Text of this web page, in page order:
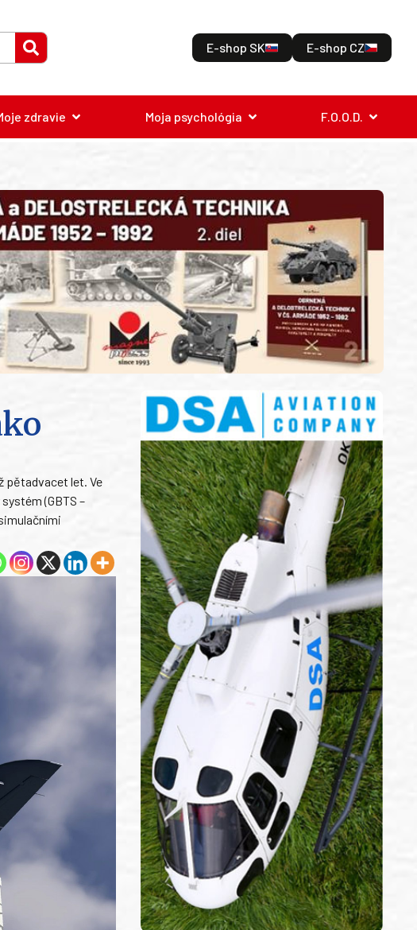
E-shop SK E-shop CZ
zdravie Moja psychológia F.O.O.D.
pětadvacet let. Ve
(GBTS –